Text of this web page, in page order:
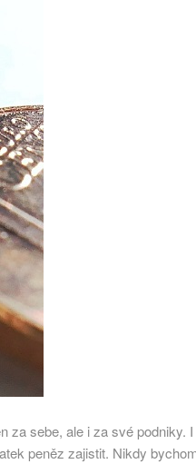
za sebe, ale i za své podniky. I
peněz zajistit. Nikdy